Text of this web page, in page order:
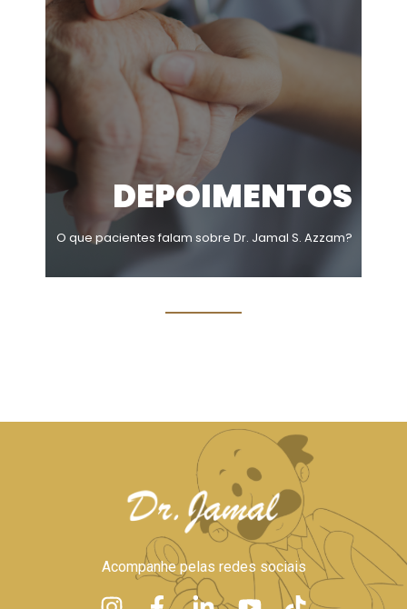
DEPOIMENTOS
O que pacientes falam sobre Dr. Jamal S. Azzam?
Acompanhe pelas redes sociais